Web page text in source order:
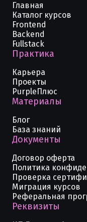
Главная
Каталог курсов
Frontend
Backend
Fullstack
Практика
Карьера
Проекты
PurpleПлюс
Материалы
Блог
База знаний
Документы
Договор оферта
Политика
Проверка
Миграция курсов
Реферальная
Реквизиты